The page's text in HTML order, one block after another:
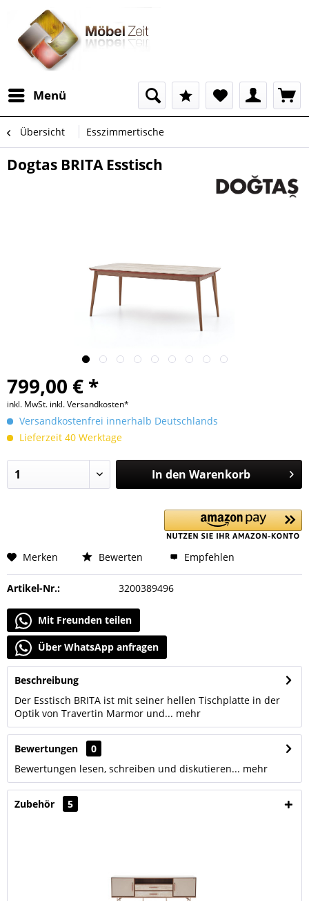
Menü
Übersicht Esszimmertische
Dogtas BRITA Esstisch
799,00 € *
inkl. MwSt. inkl. Versandkosten*
Versandkostenfrei innerhalb Deutschlands
Lieferzeit 40 Werktage
In den Warenkorb
Merken Bewerten Empfehlen
Artikel-Nr.: 3200389496
Mit Freunden teilen
Über WhatsApp anfragen
Beschreibung
Der Esstisch BRITA ist mit seiner hellen Tischplatte in der
Optik von Travertin Marmor und... mehr
Bewertungen
0
Bewertungen lesen, schreiben und diskutieren... mehr
Zubehör 5